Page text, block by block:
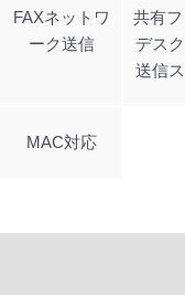
FAXネットワ
ーク送信
共有
デス
送信
MAC対応